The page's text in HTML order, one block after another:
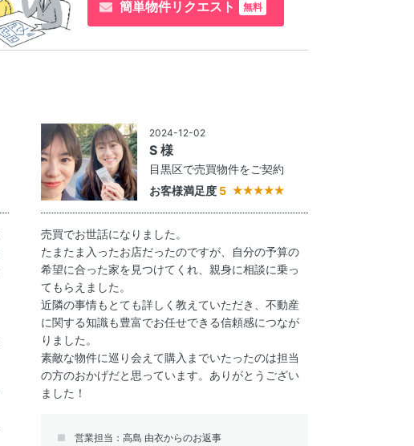
簡単物件リクエスト 無料
2024-12-02
S 様
目黒区で売買物件をご契約
お客様満足度 5
売買でお世話になりました。
たまたま入ったお店だったのですが、自分の予算の
希望に合った家を見つけてくれ、親身に相談に乗っ
てもらえました。
近隣の事情もとても詳しく教えていただき、不動産
に関する知識も豊富でお任せできる信頼感につなが
りました。
素敵な物件に巡り会えて購入までいたったのは担当
の方のおかげだと思っています。ありがとうござい
ました！
営業担当：高島 由衣からのお返事